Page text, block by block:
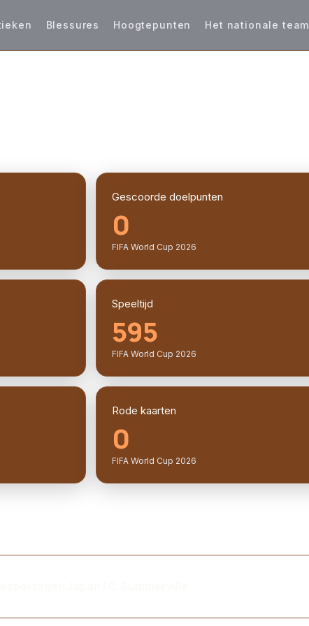
Blessures Hoogtepunten Het nationale team
Gescoorde doelpunten
0
FIFA World Cup 2026
Speeltijd
595
FIFA World Cup 2026
Rode kaarten
0
FIFA World Cup 2026